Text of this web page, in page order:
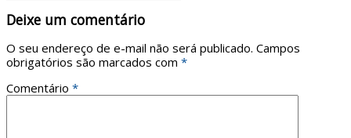
Deixe um comentário
O seu endereço de e-mail não será publicado. Campos
obrigatórios são marcados com *
Comentário *